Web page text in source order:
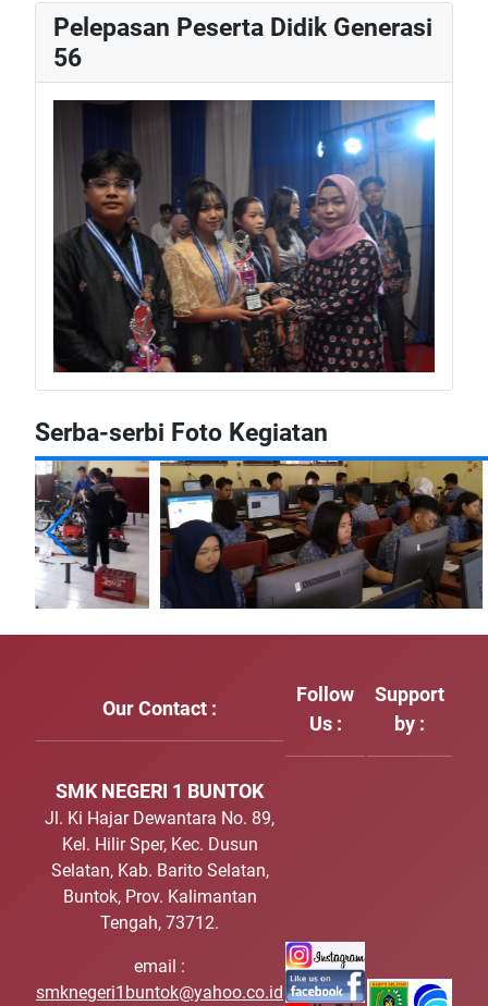
Pelepasan Peserta Didik Generasi
56
Serba-serbi Foto Kegiatan
Our Contact :
Follow
Us :
Support
by :
SMK NEGERI 1 BUNTOK
Jl. Ki Hajar Dewantara No. 89,
Kel. Hilir Sper, Kec. Dusun
Selatan, Kab. Barito Selatan,
Buntok, Prov. Kalimantan
Tengah, 73712.
email :
smknegeri1buntok@yahoo.co.id